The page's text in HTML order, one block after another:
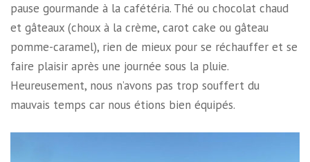
pause gourmande à la cafétéria. Thé ou chocolat chaud
et gâteaux (choux à la crème, carot cake ou gâteau
pomme-caramel), rien de mieux pour se réchauffer et se
faire plaisir après une journée sous la pluie.
Heureusement, nous n’avons pas trop souffert du
mauvais temps car nous étions bien équipés.